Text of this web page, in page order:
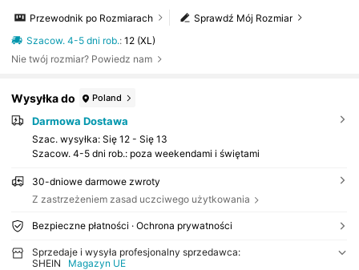
Sprawdź Mój Rozmiar
Przewodnik po Rozmiarach
Szacow. 4-5 dni rob.:12 (XL)
Nie twój rozmiar? Powiedz nam
Wysyłka do Poland
Darmowa Dostawa
Szac. wysyłka: Się 12 - Się 13
Szacow. 4-5 dni rob.: poza weekendami i świętami
30-dniowe darmowe zwroty
Z zastrzeżeniem zasad uczciwego użytkowania
Bezpieczne płatności · Ochrona prywatności
Sprzedaje i wysyła profesjonalny sprzedawca:
SHEIN
Magazyn UE